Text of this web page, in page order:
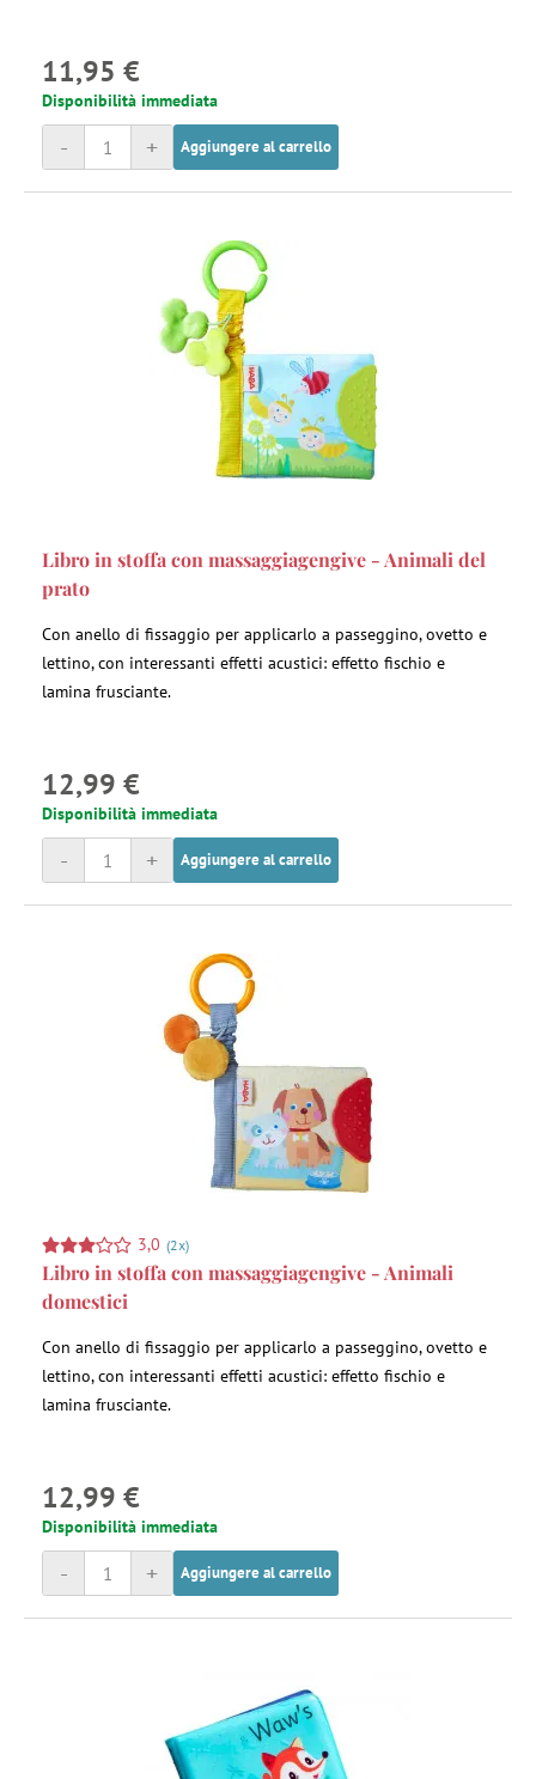
11,95 €
Disponibilità immediata
+
- Aggiungere al carrello
Libro in stoffa con massaggiagengive - Animali del
prato
Con anello di fissaggio per applicarlo a passeggino, ovetto e
lettino, con interessanti effetti acustici: effetto fischio e
lamina frusciante.
12,99 €
Disponibilità immediata
+
- Aggiungere al carrello
3,0 (2x)
Libro in stoffa con massaggiagengive - Animali
domestici
Con anello di fissaggio per applicarlo a passeggino, ovetto e
lettino, con interessanti effetti acustici: effetto fischio e
lamina frusciante.
12,99 €
Disponibilità immediata
+
- Aggiungere al carrello